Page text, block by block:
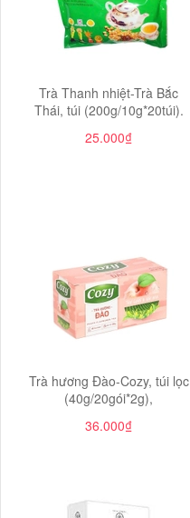
​​​​​​​Trà Thanh nhiệt-Trà Bắc
Thái, túi (200g/10g*20túi).
25.000₫
Trà hương Đào-Cozy, túi lọc
(40g/20gói*2g),
36.000₫